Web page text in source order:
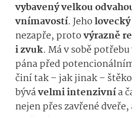
vybavený velkou
vnímavostí. Jeho
nezapře, protovýrazně
i zvuk. Má v sobě
pána před
činí tak – jak jinak –
bývávelmi intenzivnía
nejen přes zavřené